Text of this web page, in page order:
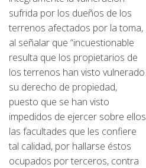
sufrida por los dueños de los
terrenos afectados por la toma,
al señalar que “incuestionable
resulta que los propietarios de
los terrenos han visto vulnerado
su derecho de propiedad,
puesto que se han visto
impedidos de ejercer sobre ellos
las facultades que les confiere
tal calidad, por hallarse éstos
ocupados por terceros, contra